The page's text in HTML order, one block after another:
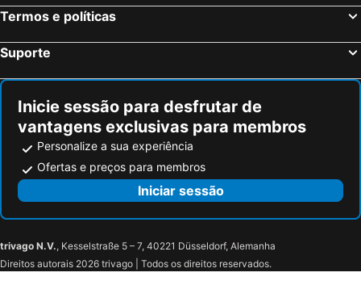
Termos e políticas
Suporte
Inicie sessão para desfrutar de
vantagens exclusivas para membros
Personalize a sua experiência
Ofertas e preços para membros
Iniciar sessão
trivago N.V., Kesselstraße 5 – 7, 40221 Düsseldorf, Alemanha
Direitos autorais 2026 trivago | Todos os direitos reservados.